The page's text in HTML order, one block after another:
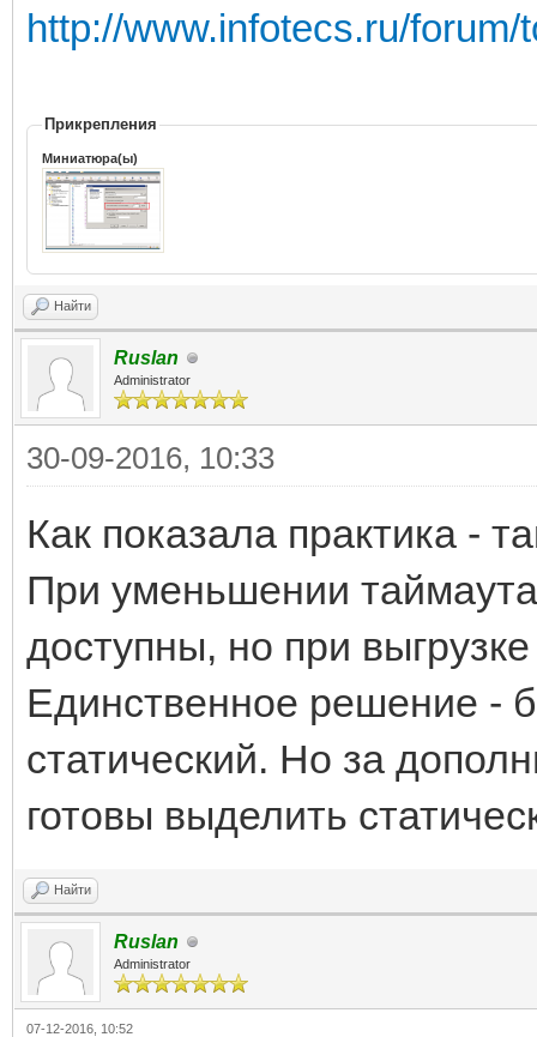
http://www.infotecs.ru/
Прикрепления
Миниатюра(ы)
Найти
Ruslan
Administrator
30-09-2016, 10:33
Как показала практика -
При уменьшении
доступны, но при
Единственное решение -
статический. Но за
готовы выделить
Найти
Ruslan
Administrator
07-12-2016, 10:52